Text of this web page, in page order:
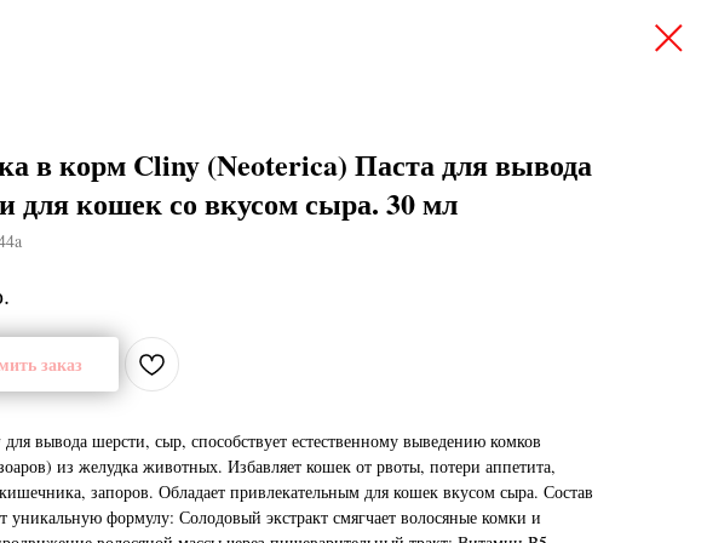
в корм Cliny (Neoterica) Паста для вывода
для кошек со вкусом сыра. 30 мл
заказ
вывода шерсти, сыр, способствует естественному выведению комков
из желудка животных. Избавляет кошек от рвоты, потери аппетита,
запоров. Обладает привлекательным для кошек вкусом сыра. Состав
уникальную формулу: Солодовый экстракт смягчает волосяные комки и